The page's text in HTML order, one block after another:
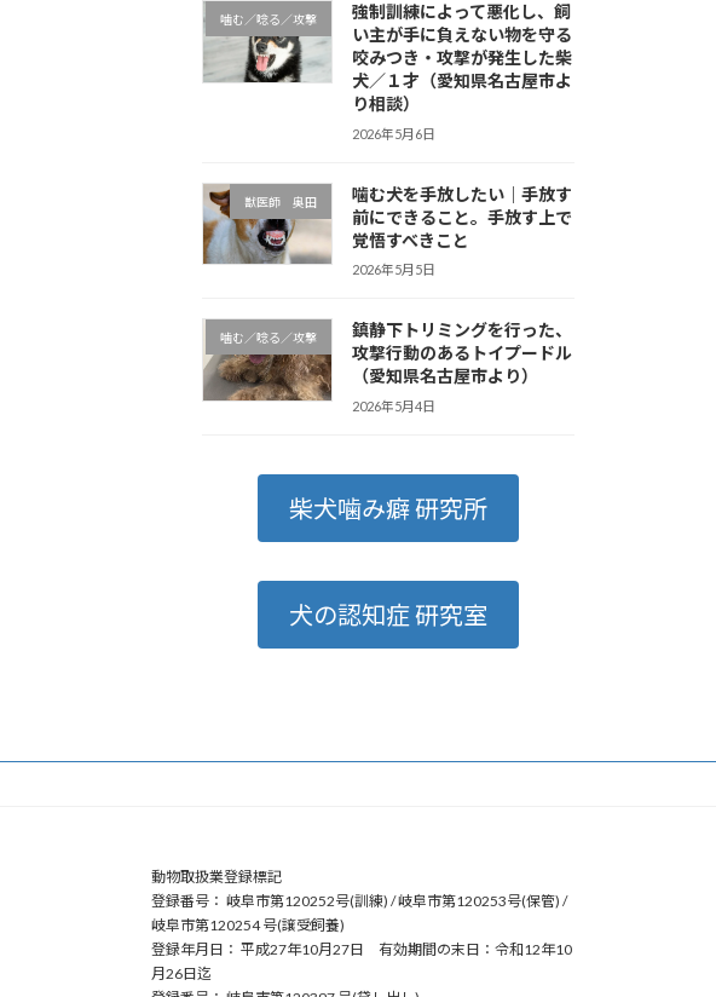
噛む／唸る／攻撃
強制訓練によって悪化し、飼
い主が手に負えない物を守る
咬みつき・攻撃が発生した柴
犬／１才（愛知県名古屋市よ
り相談）
2026年5月6日
獣医師 奥田
噛む犬を手放したい｜手放す
前にできること。手放す上で
覚悟すべきこと
2026年5月5日
噛む／唸る／攻撃
鎮静下トリミングを行った、
攻撃行動のあるトイプードル
（愛知県名古屋市より）
2026年5月4日
柴犬噛み癖 研究所
犬の認知症 研究室
動物取扱業登録標記
登録番号： 岐阜市第120252号(訓練) / 岐阜市第120253号(保管) /
岐阜市第120254 号(譲受飼養)
登録年月日： 平成27年10月27日 有効期間の末日：令和12年10
月26日迄